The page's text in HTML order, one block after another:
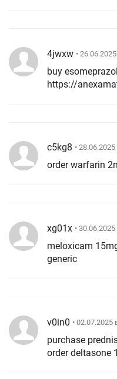
4jwxw •
buy
https://
c5kg8 •
order warfarin
xg01x •
meloxicam
generic
v0in0 • 02.07.2025
purchase
order deltasone